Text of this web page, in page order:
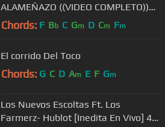
ALAMEÑAZO ((VIDEO COMPLETO))
Suscribete
Chords: F Bb C Gm D Cm Fm
El corrido Del Toco
Chords: G C D Am E F Gm
Los Nuevos Escoltas Ft. Los
Farmerz- Hublot [Inedita En Vivo] 4K